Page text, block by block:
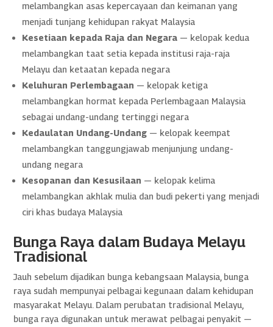
melambangkan asas kepercayaan dan keimanan yang
menjadi tunjang kehidupan rakyat Malaysia
Kesetiaan kepada Raja dan Negara — kelopak kedua
melambangkan taat setia kepada institusi raja-raja
Melayu dan ketaatan kepada negara
Keluhuran Perlembagaan — kelopak ketiga
melambangkan hormat kepada Perlembagaan Malaysia
sebagai undang-undang tertinggi negara
Kedaulatan Undang-Undang — kelopak keempat
melambangkan tanggungjawab menjunjung undang-
undang negara
Kesopanan dan Kesusilaan — kelopak kelima
melambangkan akhlak mulia dan budi pekerti yang menjadi
ciri khas budaya Malaysia
Bunga Raya dalam Budaya Melayu
Tradisional
Jauh sebelum dijadikan bunga kebangsaan Malaysia, bunga
raya sudah mempunyai pelbagai kegunaan dalam kehidupan
masyarakat Melayu. Dalam perubatan tradisional Melayu,
bunga raya digunakan untuk merawat pelbagai penyakit —